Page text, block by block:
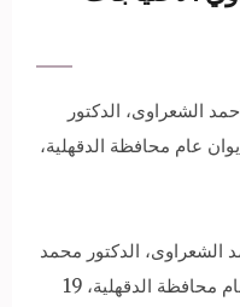
الشعراوى، الدكتور محمد
مختار جمعة، وزير الأوقاف، بديوان عام محافظة الدقهلية، 19